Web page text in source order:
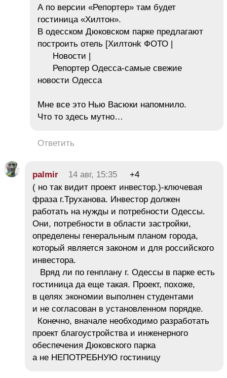
А по версии «Репортер» там будет
гостиница «Хилтон».
В одесском Дюковском парке предлагают
построить отель [Хилтонk ФОТО |
Новости |
Репортер Одесса-самые свежие
новости Одесса
Мне все это Нью Васюки напомнило.
Что то здесь мутно…
Ответить
palmir 14 авг, 15:35
+4
( но так видит проект инвестор.)-ключевая
фраза г.Труханова. Инвестор должен
работать на нужды и потребности Одессы.
Они, потребности в области застройки,
определены генеральным планом города,
который является законом и для российского
инвестора.
Вряд ли по генплану г. Одессы в парке есть
гостиница да еще такая. Проект, похоже,
в целях экономии выполнен студентами
и не согласован в установленном порядке.
Конечно, вначале необходимо разработать
проект благоустройства и инженерного
обеспечения Дюковского парка
а не НЕПОТРЕБНУЮ гостиницу